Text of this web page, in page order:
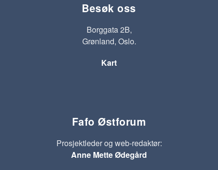
Besøk oss
Borggata 2B,
Grønland, Oslo.
Kart
Fafo Østforum
Prosjektleder og web-redaktør:
Anne Mette Ødegård